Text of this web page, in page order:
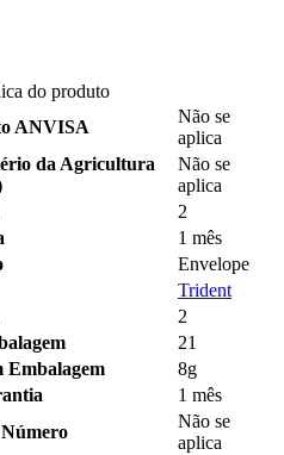
do produto
ANVISA
Não se
aplica
da Agricultura
Não se
aplica
2
1 mês
Envelope
Trident
2
21
Embalagem
8g
1 mês
Não se
aplica